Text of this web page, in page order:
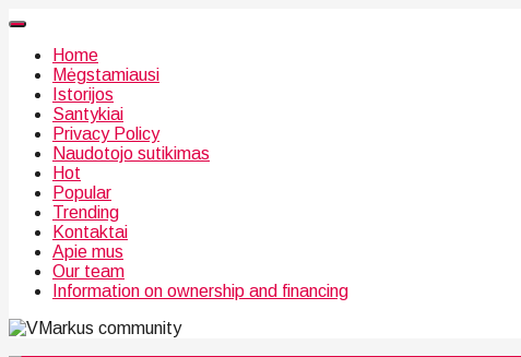
Home
Mėgstamiausi
Istorijos
Santykiai
Privacy Policy
Naudotojo sutikimas
Hot
Popular
Trending
Kontaktai
Apie mus
Our team
Information on ownership and financing
community